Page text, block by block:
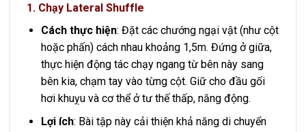
1. Chạy Lateral Shuffle
Cách thực hiện: Đặt các chướng ngại vật (như cột
hoặc phấn) cách nhau khoảng 1,5m. Đứng ở giữa,
thực hiện động tác chạy ngang từ bên này sang
bên kia, chạm tay vào từng cột. Giữ cho đầu gối
hơi khuỵu và cơ thể ở tư thế thấp, năng động.
Lợi ích: Bài tập này cải thiện khả năng di chuyển